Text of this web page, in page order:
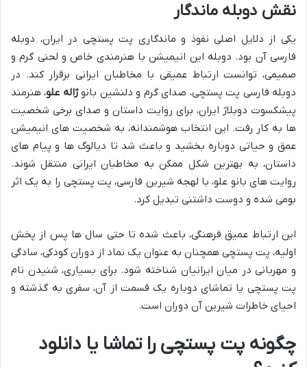
نقش دوبله ماندگار
یکی از دلایل اصلی نفوذ و ماندگاری پت پستچی در ایران، دوبله
فارسی آن بود. دوبله این انیمیشن با هنرمندی خاص و لحنی گرم و
صمیمی، توانست ارتباط عمیقی با مخاطبان ایرانی برقرار کند. در
دوبله فارسی پت پستچی، صدای گرم و دلنشین بانوژاله علو، هنرمند
پیشکسوت دوبلاژ ایران، برای روایت داستان و صدای برخی شخصیت
ها به کار رفت. این انتخاب هوشمندانه، به شخصیت های انیمیشن
عمق و حیاتی دوباره بخشید و باعث شد تا دیالوگ ها و پیام های
داستان، به بهترین شکل ممکن به مخاطبان ایرانی منتقل شوند.
روایت های بانو علو، با لهجه شیرین فارسی، پت پستچی را به یک اثر
بومی شده و دوست داشتنی تبدیل کرد.
این ارتباط عمیق فرهنگی، باعث شده تا حتی سال ها پس از پخش
اولیه، پت پستچی همچنان به عنوان یک نماد از دوران کودکی، سادگی
و مهربانی در میان ایرانیان شناخته شود. برای بسیاری، شنیدن نام
پت پستچی یا تماشای دوباره یک قسمت از آن، سفری به گذشته و
احیای خاطرات شیرین آن دوران است.
چگونه پت پستچی را تماشا یا دانلود